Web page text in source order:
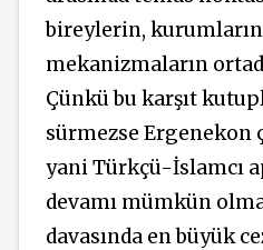
bireylerin,
mekanizmaların
Çünkü bu karşıt
sürmezse Ergenekon
yani Türkçü-İslamcı
devamı mümkün
davasında en büyük